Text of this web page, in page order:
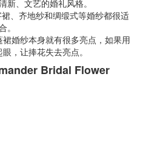
新、文艺的婚礼风格。
、齐地纱和绸缎式等婚纱都很适
。
婚纱本身就有很多亮点，如果用
，让捧花失去亮点。
Bridal Flower